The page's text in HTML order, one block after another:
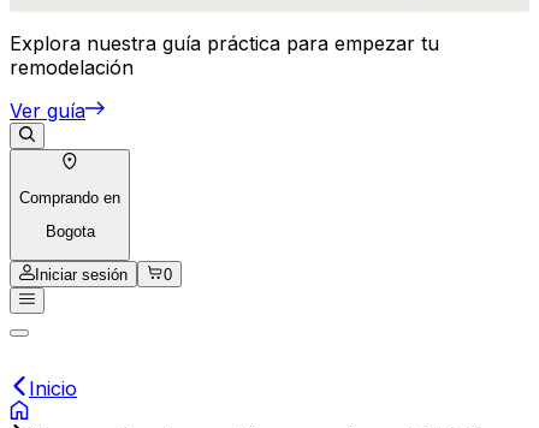
Explora nuestra guía práctica para empezar tu
remodelación
Ver guía
Comprando en
Bogota
Iniciar sesión 0
Inicio